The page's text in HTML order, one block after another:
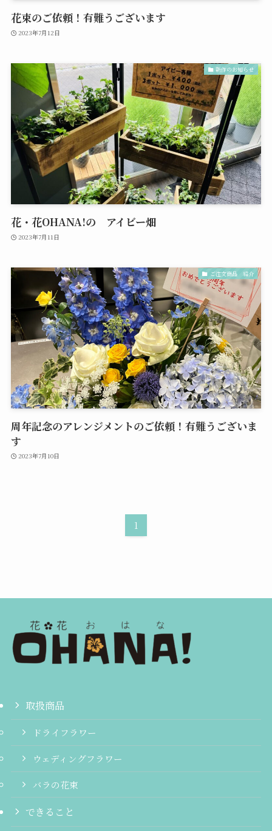
花束のご依頼！有難うございます
2023年7月12日
新作のお知らせ
花・花OHANA!の アイビー畑
2023年7月11日
ご注文商品 紹介
周年記念のアレンジメントのご依頼！有難うございま
す
2023年7月10日
1
取扱商品
ドライフラワー
ウェディングフラワー
バラの花束
できること